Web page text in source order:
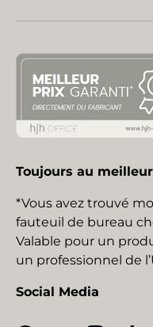
Toujours au
*Vous avez trouvé
fauteuil de bureau
Valable pour un
un professionnel de
Social Media